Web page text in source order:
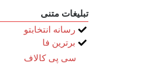
تبلیغات متنی
رسانه انتخابتو
برترین فا
سی پی کالاف